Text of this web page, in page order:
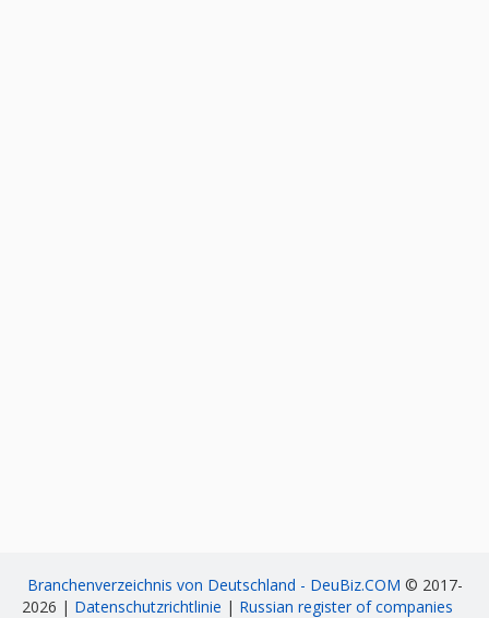
Branchenverzeichnis von Deutschland - DeuBiz.COM © 2017-
2026 | Datenschutzrichtlinie | Russian register of companies